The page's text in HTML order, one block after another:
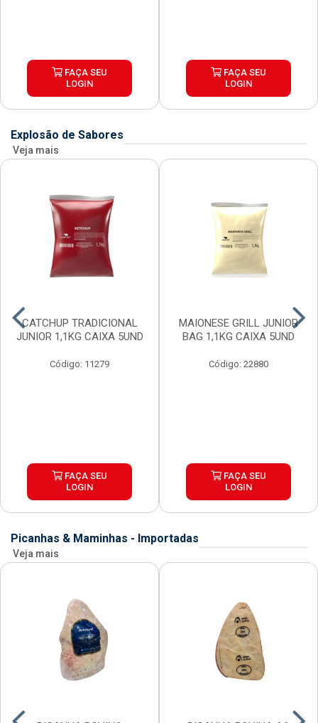
FAÇA SEU
LOGIN
FAÇA SEU
LOGIN
Explosão de Sabores
Veja mais
CATCHUP TRADICIONAL
JUNIOR 1,1KG CAIXA 5UND
Código: 11279
FAÇA SEU
LOGIN
MAIONESE GRILL JUNIOR
BAG 1,1KG CAIXA 5UND
Código: 22880
FAÇA SEU
LOGIN
Picanhas & Maminhas - Importadas
Veja mais